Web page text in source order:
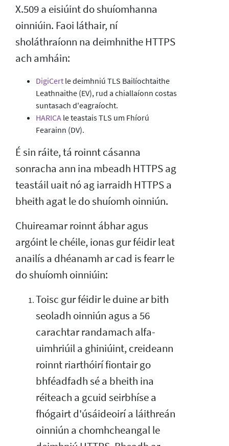
X.509 a eisiúint do shuíomhanna
oinniúin. Faoi láthair, ní
sholáthraíonn na deimhnithe HTTPS
ach amháin:
DigiCert le deimhniú TLS Bailíochtaithe
Leathnaithe (EV), rud a chiallaíonn costas
suntasach d'eagraíocht.
HARICA le teastais TLS um Fhíorú
Fearainn (DV).
É sin ráite, tá roinnt cásanna
sonracha ann ina mbeadh HTTPS ag
teastáil uait nó ag iarraidh HTTPS a
bheith agat le do shuíomh oinniún.
Chuireamar roinnt ábhar agus
argóint le chéile, ionas gur féidir leat
anailís a dhéanamh ar cad is fearr le
do shuíomh oinniúin:
Toisc gur féidir le duine ar bith
seoladh oinniún agus a 56
carachtar randamach alfa-
uimhriúil a ghiniúint, creideann
roinnt riarthóirí fiontair go
bhféadfadh sé a bheith ina
réiteach a gcuid seirbhíse a
fhógairt d'úsáideoirí a láithreán
oinniún a chomhcheangal le